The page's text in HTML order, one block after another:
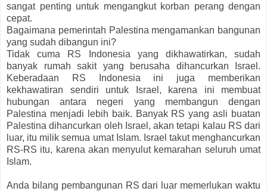
sangat penting untuk mengangkut korban perang dengan
cepat.
Bagaimana pemerintah Palestina mengamankan bangunan
yang sudah dibangun ini?
Tidak cuma RS Indonesia yang dikhawatirkan, sudah
banyak rumah sakit yang berusaha dihancurkan Israel.
Keberadaan RS Indonesia ini juga memberikan
kekhawatiran sendiri untuk Israel, karena ini membuat
hubungan antara negeri yang membangun dengan
Palestina menjadi lebih baik. Banyak RS yang asli buatan
Palestina dihancurkan oleh Israel, akan tetapi kalau RS dari
luar, itu milik semua umat Islam. Israel takut menghancurkan
RS-RS itu, karena akan menyulut kemarahan seluruh umat
Islam.
Anda bilang pembangunan RS dari luar memerlukan waktu